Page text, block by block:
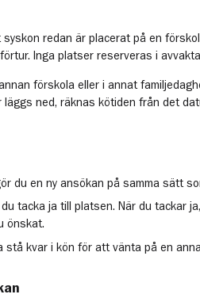
redan är placerat på en
Inga platser reserveras i
förskola eller i annat
ned, räknas kötiden från det
du en ny ansökan på samma sätt
tacka ja till platsen. När du tackar
önskat.
stå kvar i kön för att vänta på en